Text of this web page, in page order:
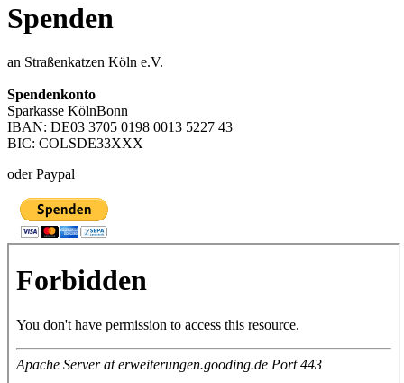
Spenden
an Straßenkatzen Köln e.V.
Spendenkonto
Sparkasse KölnBonn
IBAN: DE03 3705 0198 0013 5227 43
BIC: COLSDE33XXX
oder Paypal